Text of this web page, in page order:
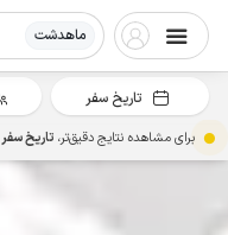
ماهدشت
تاریخ سفر
برای مشاهده نتایج دقیق‌تر، تاریخ سفر